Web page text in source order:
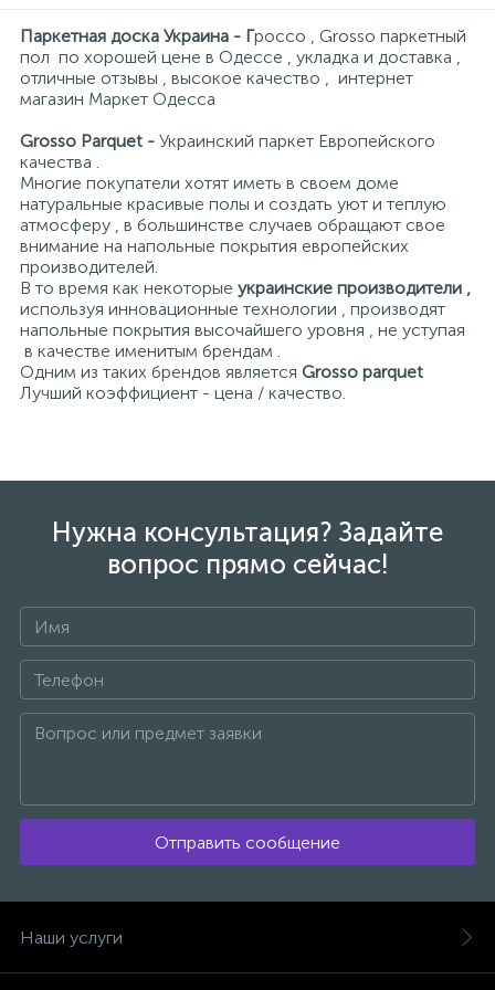
Паркетная доска Украина - Гроссо , Grosso паркетный
пол по хорошей цене в Одессе , укладка и доставка ,
отличные отзывы , высокое качество , интернет
магазин Маркет Одесса
Grosso Parquet - Украинский паркет Европейского
качества .
Многие покупатели хотят иметь в своем доме
натуральные красивые полы и создать уют и теплую
атмосферу , в большинстве случаев обращают свое
внимание на напольные покрытия европейских
производителей.
В то время как некоторые украинские производители ,
используя инновационные технологии , производят
напольные покрытия высочайшего уровня , не уступая
в качестве именитым брендам .
Одним из таких брендов является Grosso parquet
Лучший коэффициент - цена / качество.
Нужна консультация? Задайте
вопрос прямо сейчас!
Отправить сообщение
Наши услуги
Ламинат AGT
Ламинат FALQUON
ламинат FLOORPAN
Ламинат My Floor
Барлинек коллекция PURE
Кровля
Лестницы
Сайдинг
Стеновые панели
Сумки, рюкзаки, валізи
Фото техніка
Нічники
Різні іграшки
Спорт та відпочинок
Творчість та розвиток
Принтери, сканери, БФП
Столы и стулья
Мала кухонна техніка
Пластикові меблі
Посуд
Текстиль